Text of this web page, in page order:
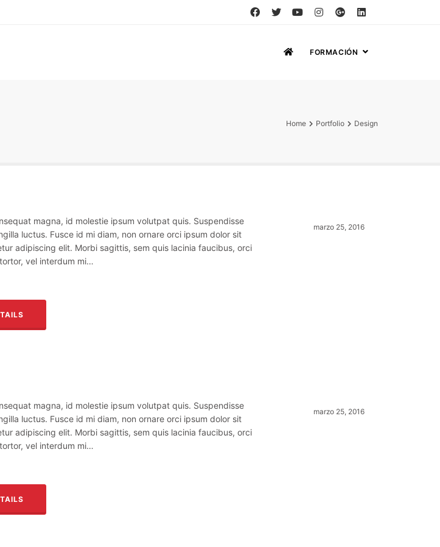
FORMACIÓN
Home Portfolio Design
marzo 25, 2016
magna, id molestie ipsum volutpat quis. Suspendisse
luctus. Fusce id mi diam, non ornare orci ipsum dolor sit
adipiscing elit. Morbi sagittis, sem quis lacinia faucibus, orci
vel interdum mi…
marzo 25, 2016
magna, id molestie ipsum volutpat quis. Suspendisse
luctus. Fusce id mi diam, non ornare orci ipsum dolor sit
adipiscing elit. Morbi sagittis, sem quis lacinia faucibus, orci
vel interdum mi…